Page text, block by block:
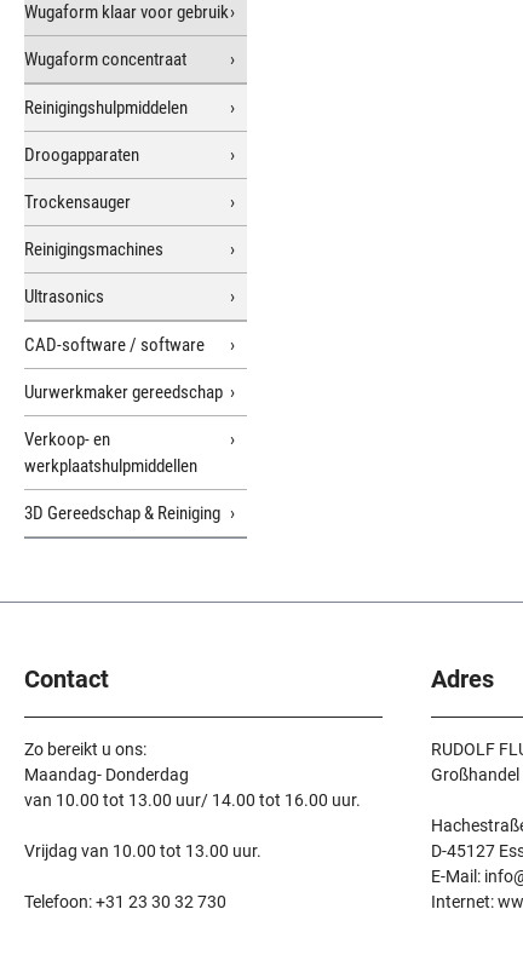
Wugaform klaar voor gebruik
Wugaform concentraat
Reinigingshulpmiddelen
Droogapparaten
Trockensauger
Reinigingsmachines
Ultrasonics
CAD-software / software
Uurwerkmaker gereedschap
Verkoop- en
werkplaatshulpmiddellen
3D Gereedschap & Reiniging
Contact
Zo bereikt u ons:
Maandag- Donderdag
van 10.00 tot 13.00 uur/ 14.00 tot 16.00 uur.
Vrijdag van 10.00 tot 13.00 uur.
Telefoon: +31 23 30 32 730
Adres
RUDOLF
D-45127
E-Mail:
Internet: